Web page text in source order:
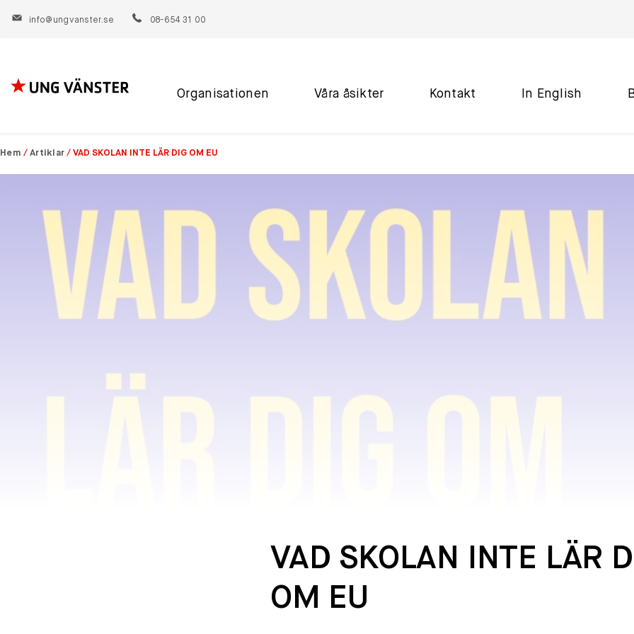
info@ungvanster.se 08-654 31 00
Hoppa
Organisationen Våra åsikter Kontakt In English
Hem / Artiklar /VAD SKOLAN INTE LÄR DIG OM EU
VAD SKOLAN INTE LÄR
OM EU